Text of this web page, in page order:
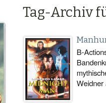
Tag-Archiv
B-
Weidner